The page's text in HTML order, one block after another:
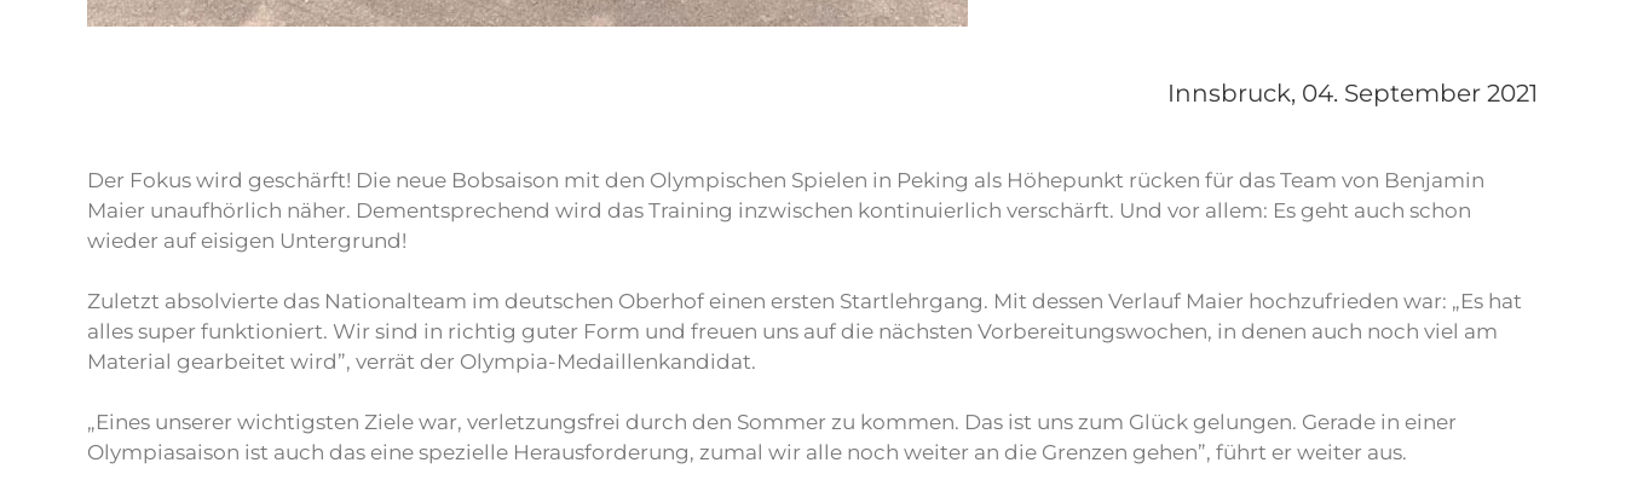
Innsbruck, 04. September 2021
Der Fokus wird geschärft! Die neue Bobsaison mit den Olympischen Spielen in Peking als Höhepunkt rücken für das Team von Benjamin
Maier unaufhörlich näher. Dementsprechend wird das Training inzwischen kontinuierlich verschärft. Und vor allem: Es geht auch schon
wieder auf eisigen Untergrund!
Zuletzt absolvierte das Nationalteam im deutschen Oberhof einen ersten Startlehrgang. Mit dessen Verlauf Maier hochzufrieden war: „Es hat
alles super funktioniert. Wir sind in richtig guter Form und freuen uns auf die nächsten Vorbereitungswochen, in denen auch noch viel am
Material gearbeitet wird”, verrät der Olympia-Medaillenkandidat.
„Eines unserer wichtigsten Ziele war, verletzungsfrei durch den Sommer zu kommen. Das ist uns zum Glück gelungen. Gerade in einer
Olympiasaison ist auch das eine spezielle Herausforderung, zumal wir alle noch weiter an die Grenzen gehen”, führt er weiter aus.